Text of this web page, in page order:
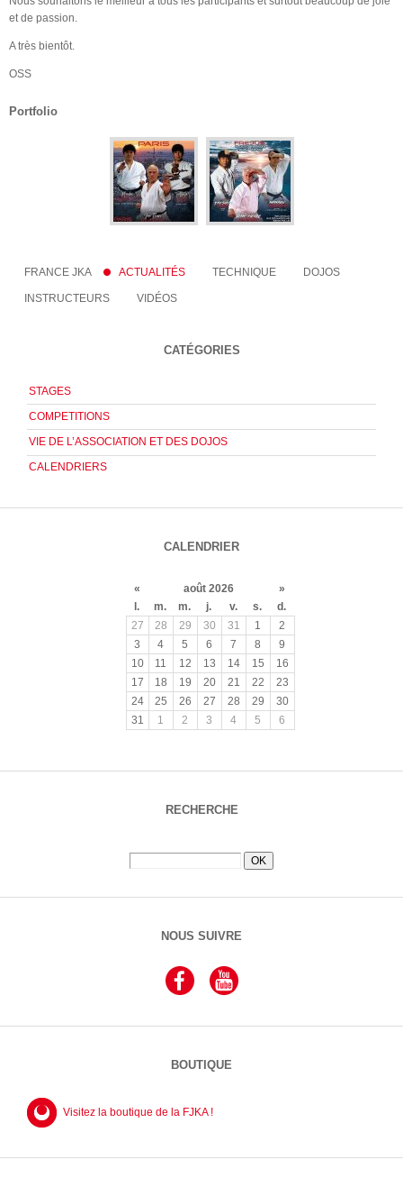
et de passion.
A très bientôt.
OSS
Portfolio
FRANCE JKA ACTUALITÉS TECHNIQUE DOJOS
INSTRUCTEURS VIDÉOS
CATÉGORIES
STAGES
COMPETITIONS
VIE DE L’ASSOCIATION ET DES DOJOS
CALENDRIERS
CALENDRIER
« août 2026
»
l.
m. m. j. v. s.
d.
27
28 29 30 31 1
2
3
4 5 6 7 8
9
10
11 12 13 14 15
16
17
18 19 20 21 22
23
24
25 26 27 28 29
30
31
1 2 3 4 5 6
RECHERCHE
NOUS SUIVRE
BOUTIQUE
Visitez la boutique de la FJKA !